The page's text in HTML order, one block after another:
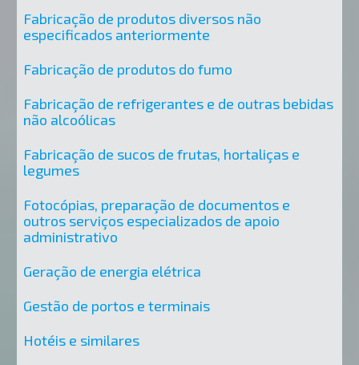
Fabricação de produtos diversos não
especificados anteriormente
Fabricação de produtos do fumo
Fabricação de refrigerantes e de outras bebidas
não alcoólicas
Fabricação de sucos de frutas, hortaliças e
legumes
Fotocópias, preparação de documentos e
outros serviços especializados de apoio
administrativo
Geração de energia elétrica
Gestão de portos e terminais
Hotéis e similares